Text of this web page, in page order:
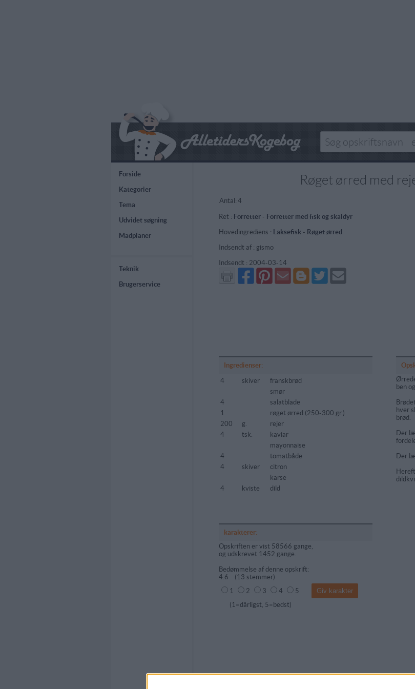
Forside
Kategorier
Tema
Udvidet søgning
Madplaner
Teknik
Brugerservice
Røget ørred med
Antal: 4
Ret : Forretter- Forretter med fisk og skaldyr
Hovedingrediens : Laksefisk- Røget ørred
Indsendt af : gismo
Indsendt : 2004-03-14
Del
på
Facebook
Del
på
Pinterest
Send
via
GMail
Del
på
Blogger
Del
på
Twitter
Send
mail
Ingredienser:
4
skiver
franskbrød
smør
4
salatblade
1
røget ørred (250-300 gr.)
200
g.
rejer
4
tsk.
kaviar
mayonnaise
4
tomatbåde
4
skiver
citron
karse
4
kviste dild
ben
hver
brød.
Der
Der
karakterer:
Opskriften er vist 58566 gange,
og udskrevet 1452 gange.
Bedømmelse af denne opskrift:
4.6 ( 13 stemmer)
1
2 3 4
5
(1=dårligst, 5=bedst)